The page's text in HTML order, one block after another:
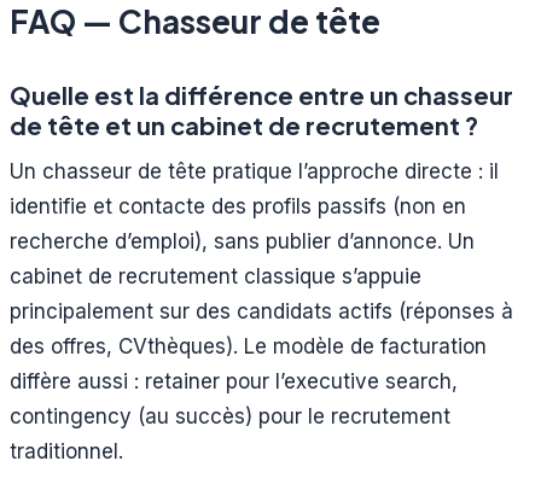
FAQ — Chasseur de tête
Quelle est la différence entre un chasseur
de tête et un cabinet de recrutement ?
Un chasseur de tête pratique l’approche directe : il
identifie et contacte des profils passifs (non en
recherche d’emploi), sans publier d’annonce. Un
cabinet de recrutement classique s’appuie
principalement sur des candidats actifs (réponses à
des offres, CVthèques). Le modèle de facturation
diffère aussi : retainer pour l’executive search,
contingency (au succès) pour le recrutement
traditionnel.